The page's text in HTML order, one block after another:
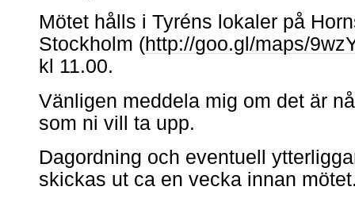
Mötet hålls i Tyréns lokaler på
Stockholm (http://goo.gl/maps/
kl 11.00.
Vänligen meddela mig om det är
som ni vill ta upp.
Dagordning och eventuell
skickas ut ca en vecka innan